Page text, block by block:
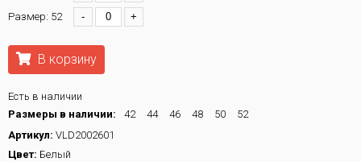
Размер: 52
- +
В корзину
Есть в наличии
Размеры в наличии:
42 44 46 48 50
52
Артикул: VLD2002601
Цвет: Белый